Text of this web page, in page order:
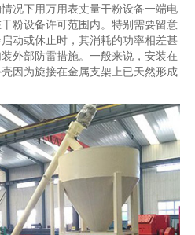
况下用万用表丈量干粉设备一端电
粉设备许可范围内。特别需要留意
动或休止时，其消耗的功率相差甚
外部防雷措施。一般来说，安装在
因为旋接在金属支架上已天然形成